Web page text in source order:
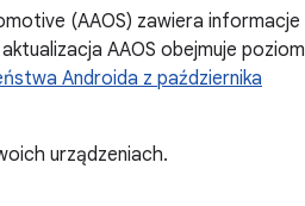
(AAOS) zawiera informacje
AAOS obejmuje poziom
Androida z października
urządzeniach.